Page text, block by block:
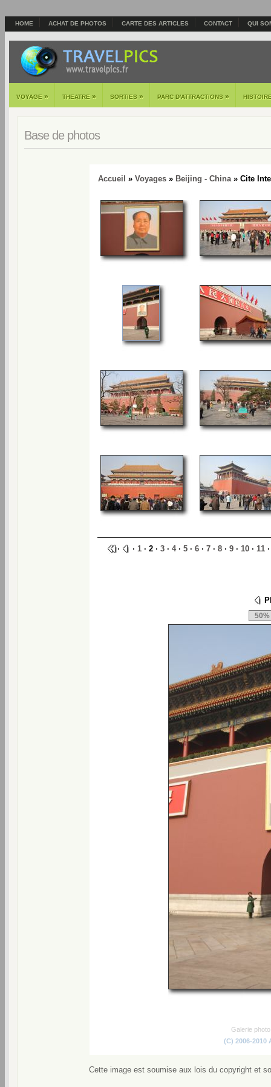
HOME ACHAT DE PHOTOS CARTE DES ARTICLES CONTACT QUI
VOYAGE » THEATRE » SORTIES » PARC D'ATTRACTIONS »
Base de photos
Accueil » Voyages» Beijing - China» Cite
· · 1· 2 · 3· 4· 5· 6· 7· 8· 9· 10· 11
Galerie
(C) 2006-2010
Cette image est soumise aux lois du copyright et